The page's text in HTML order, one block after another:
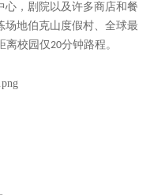
心，剧院以及许多商店和餐
场地伯克山度假村、全球最
离校园仅20分钟路程。